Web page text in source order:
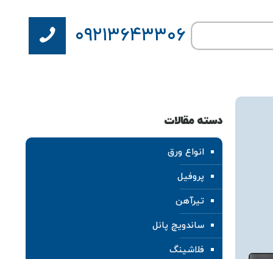
۰۹۲۱۳۶۴۳۳۰۶
دسته مقالات
انواع ورق
پروفیل
تیرآهن
ساندویچ پانل
فلاشینگ